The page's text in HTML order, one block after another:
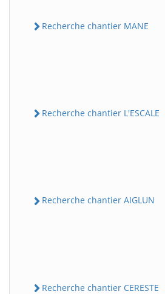
Recherche chantier MANE
Recherche chantier L'ESCALE
Recherche chantier AIGLUN
Recherche chantier CERESTE